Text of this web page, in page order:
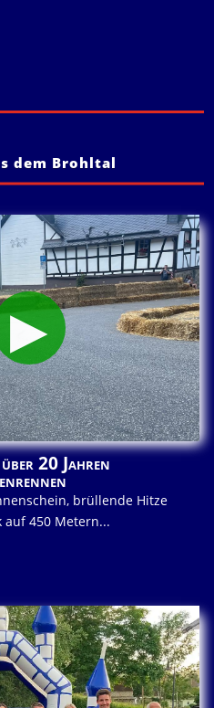
dem Brohltal
20 Jahren
brüllende Hitze
auf 450 Metern...